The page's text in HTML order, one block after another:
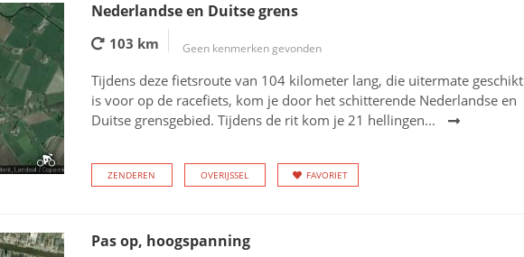
Nederlandse en Duitse grens
103 km Geen kenmerken gevonden
Tijdens deze fietsroute van 104 kilometer lang, die uitermate geschikt
is voor op de racefiets, kom je door het schitterende Nederlandse en
Duitse grensgebied. Tijdens de rit kom je 21 hellingen...
ZENDEREN OVERIJSSEL FAVORIET
Pas op, hoogspanning